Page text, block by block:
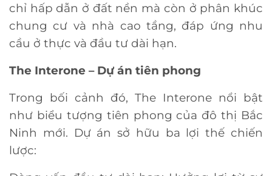
chỉ hấp dẫn ở đất nền mà còn ở phân khúc
chung cư và nhà cao tầng, đáp ứng nhu
cầu ở thực và đầu tư dài hạn.
The Interone – Dự án tiên phong
Trong bối cảnh đó, The Interone nổi bật
như biểu tượng tiên phong của đô thị Bắc
Ninh mới. Dự án sở hữu ba lợi thế chiến
lược: